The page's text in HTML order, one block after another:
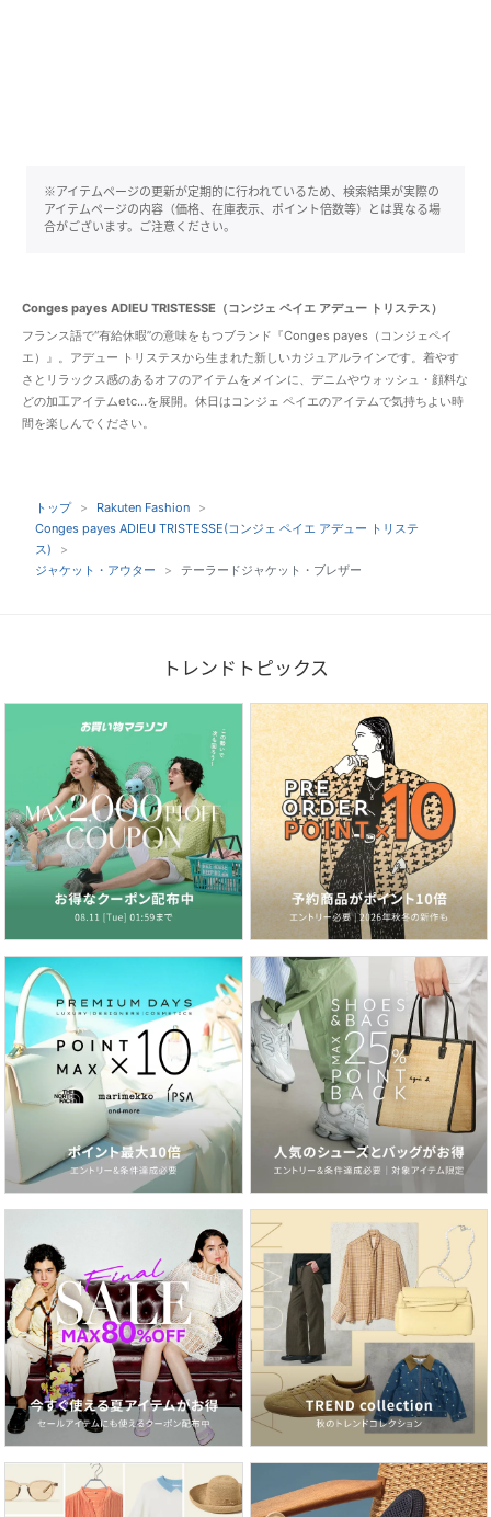
※アイテムページの更新が定期的に行われているため、検索結果が実際の
アイテムページの内容（価格、在庫表示、ポイント倍数等）とは異なる場
合がございます。ご注意ください。
Conges payes ADIEU TRISTESSE（コンジェ ペイエ アデュー トリステス）
フランス語で“有給休暇”の意味をもつブランド『Conges payes（コンジェペイ
エ）』。アデュー トリステスから生まれた新しいカジュアルラインです。着やす
さとリラックス感のあるオフのアイテムをメインに、デニムやウォッシュ・顔料な
どの加工アイテムetc…を展開。休日はコンジェ ペイエのアイテムで気持ちよい時
間を楽しんでください。
トップ
Rakuten Fashion
Conges payes ADIEU TRISTESSE(コンジェ ペイエ アデュー トリステ
ス)
ジャケット・アウター
テーラードジャケット・ブレザー
トレンドトピックス